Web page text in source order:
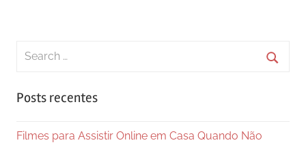
Search
Posts recentes
Filmes para Assistir Online em Casa Quando Não